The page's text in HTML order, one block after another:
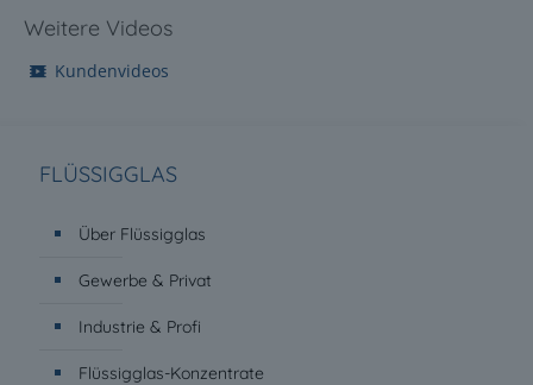
Weitere Videos
Kundenvideos
FLÜSSIGGLAS
Über Flüssigglas
Gewerbe & Privat
Industrie & Profi
Flüssigglas-Konzentrate